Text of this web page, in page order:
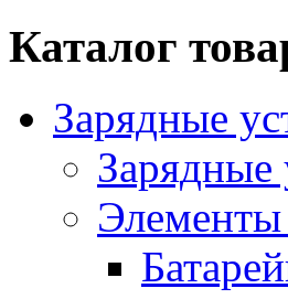
Каталог
Зарядные
Зарядные